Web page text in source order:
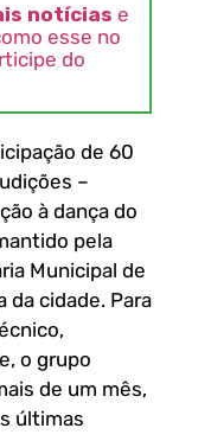
notícias e
esse no
do
de 60
–
à dança do
pela
Municipal de
da cidade. Para
o grupo
de um mês,
últimas